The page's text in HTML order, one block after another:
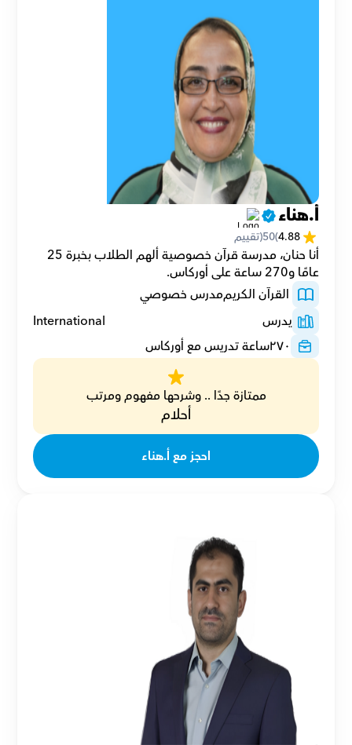
أ.هناء
4.88
(
50(تقييم
عامًا و270 ساعة على أوركاس.
القرآن الكريممدرس خصوصي
يدرس
International
٢٧٠ساعة تدريس مع أوركاس
ممتازة جدًا .. وشرحها مفهوم ومرتب
أحلام
احجز مع أ.هناء